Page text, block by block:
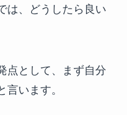
は、どうしたら良い
点として、まず自分
います。